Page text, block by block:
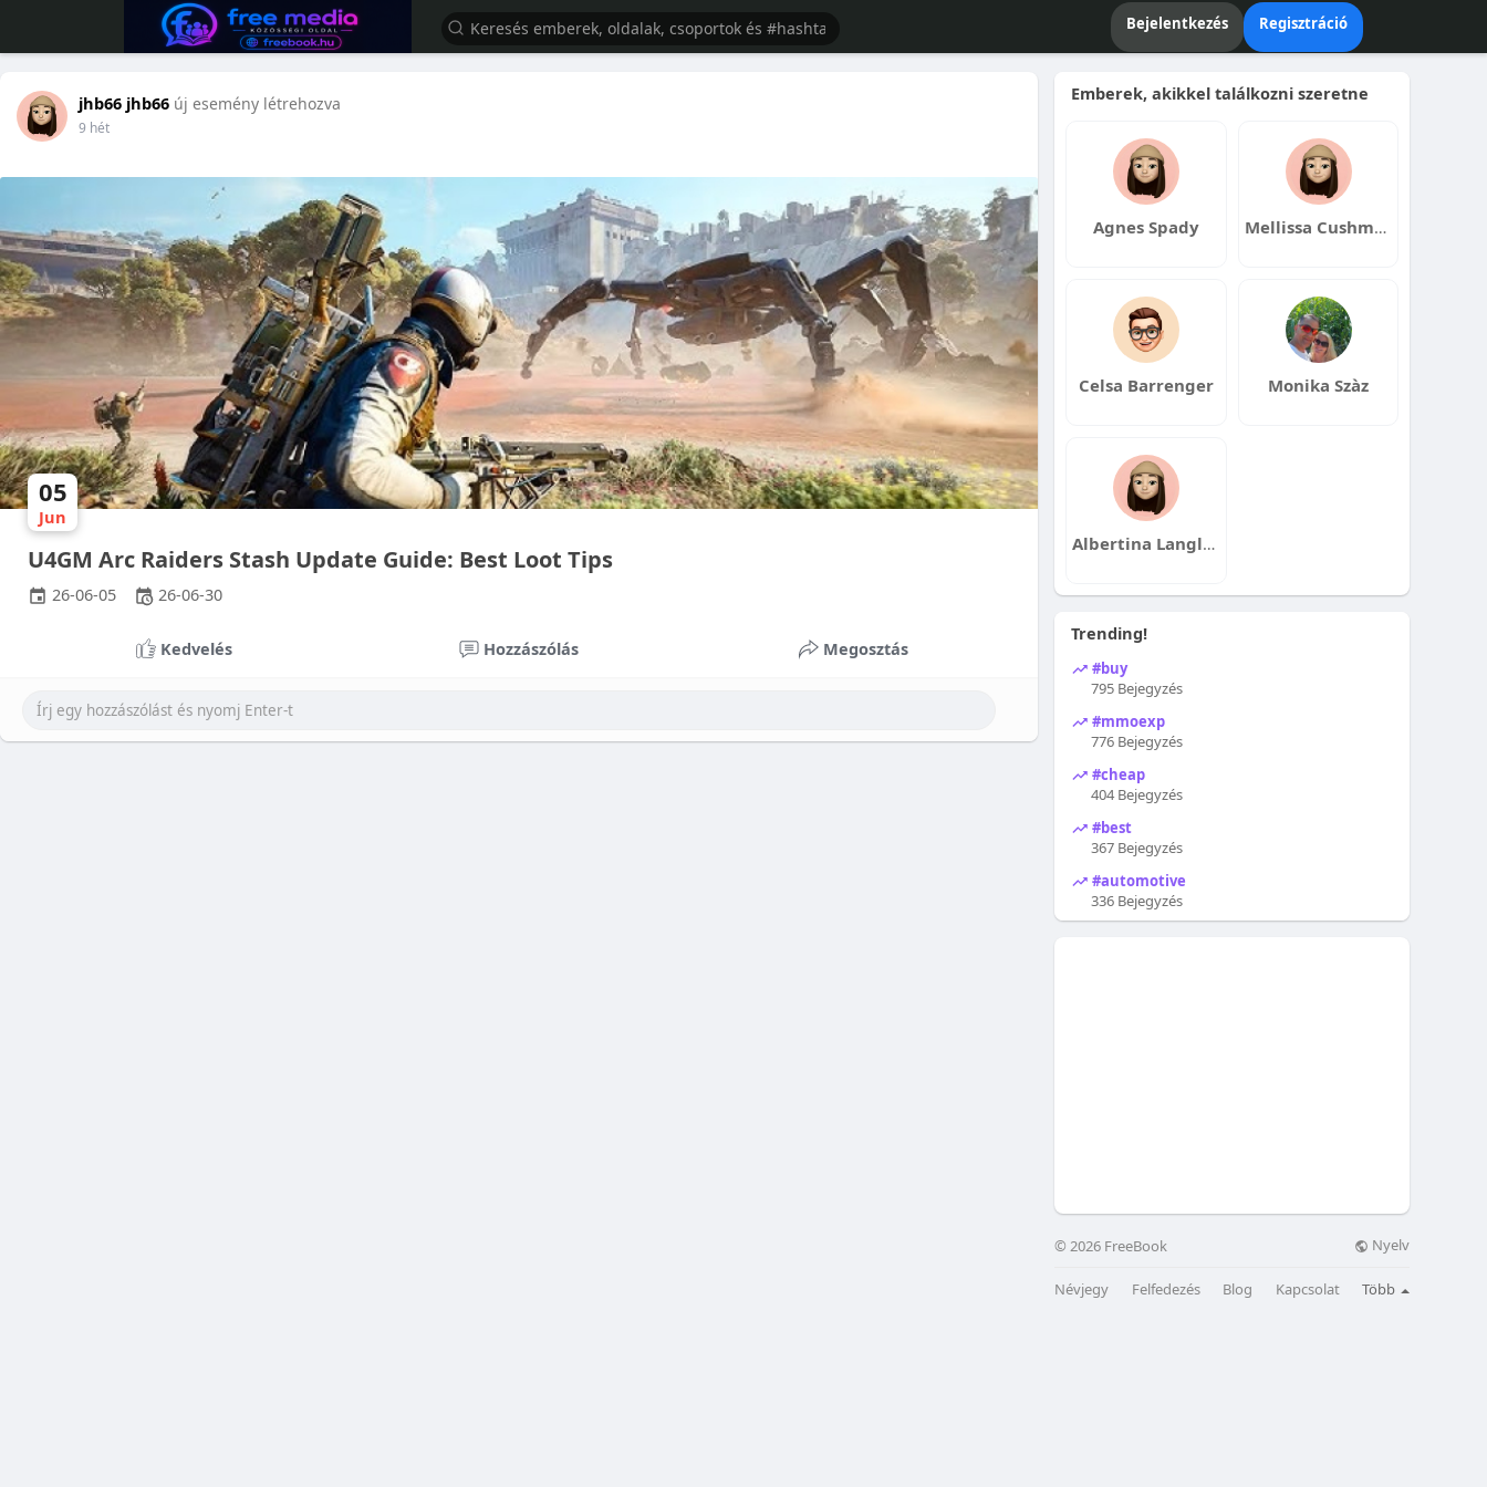
Bejelentkezés Regisztráció
jhb66 jhb66 új esemény létrehozva
9 hét
05
Jun
U4GM Arc Raiders Stash Update Guide: Best Loot Tips
26-06-05 26-06-30
Kedvelés Hozzászólás Megosztás
Emberek, akikkel találkozni szeretne
Agnes Spady Mellissa Cushman
Celsa Barrenger Monika Szàz
Albertina Langley
Trending!
#buy
795 Bejegyzés
#mmoexp
776 Bejegyzés
#cheap
404 Bejegyzés
#best
367 Bejegyzés
#automotive
336 Bejegyzés
© 2026 FreeBook Nyelv
Névjegy Felfedezés Blog Kapcsolat Több